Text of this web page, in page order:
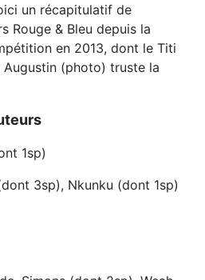
un récapitulatif de
Rouge & Bleu depuis la
en 2013, dont le Titi
Augustin (photo) truste la
1sp)
3sp), Nkunku (dont 1sp)